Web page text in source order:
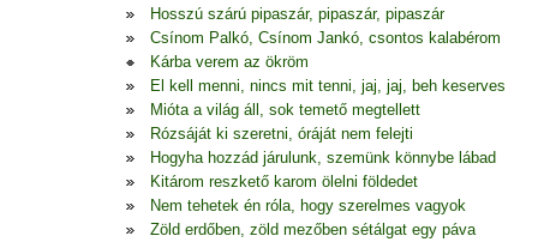
Hosszú szárú pipaszár, pipaszár, pipaszár
Csínom Palkó, Csínom Jankó, csontos kalabérom
Kárba verem az ökröm
El kell menni, nincs mit tenni, jaj, jaj, beh keserves
Mióta a világ áll, sok temető megtellett
Rózsáját ki szeretni, óráját nem felejti
Hogyha hozzád járulunk, szemünk könnybe lábad
Kitárom reszkető karom ölelni földedet
Nem tehetek én róla, hogy szerelmes vagyok
Zöld erdőben, zöld mezőben sétálgat egy páva